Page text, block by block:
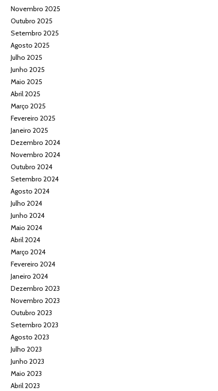
Novembro 2025
Outubro 2025
Setembro 2025
Agosto 2025
Julho 2025
Junho 2025
Maio 2025
Abril 2025
Março 2025
Fevereiro 2025
Janeiro 2025
Dezembro 2024
Novembro 2024
Outubro 2024
Setembro 2024
Agosto 2024
Julho 2024
Junho 2024
Maio 2024
Abril 2024
Março 2024
Fevereiro 2024
Janeiro 2024
Dezembro 2023
Novembro 2023
Outubro 2023
Setembro 2023
Agosto 2023
Julho 2023
Junho 2023
Maio 2023
Abril 2023